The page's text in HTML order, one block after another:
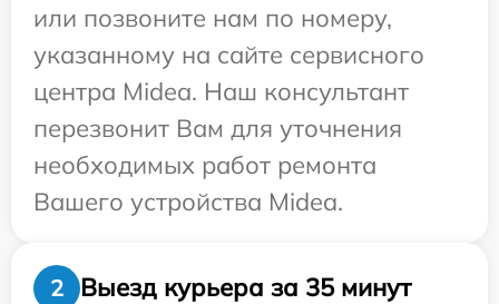
или позвоните нам по номеру,
указанному на сайте сервисного
центра Midea. Наш консультант
перезвонит Вам для уточнения
необходимых работ ремонта
Вашего устройства Midea.
2 Выезд курьера за 35 минут